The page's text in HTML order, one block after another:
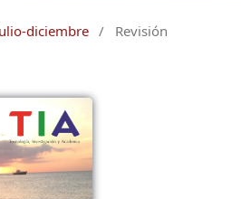
diciembre / Revisión